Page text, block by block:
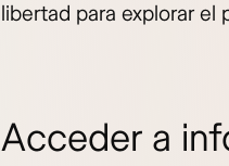
libertad para explorar el
Acceder a